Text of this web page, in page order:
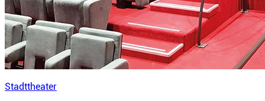
Stadttheater